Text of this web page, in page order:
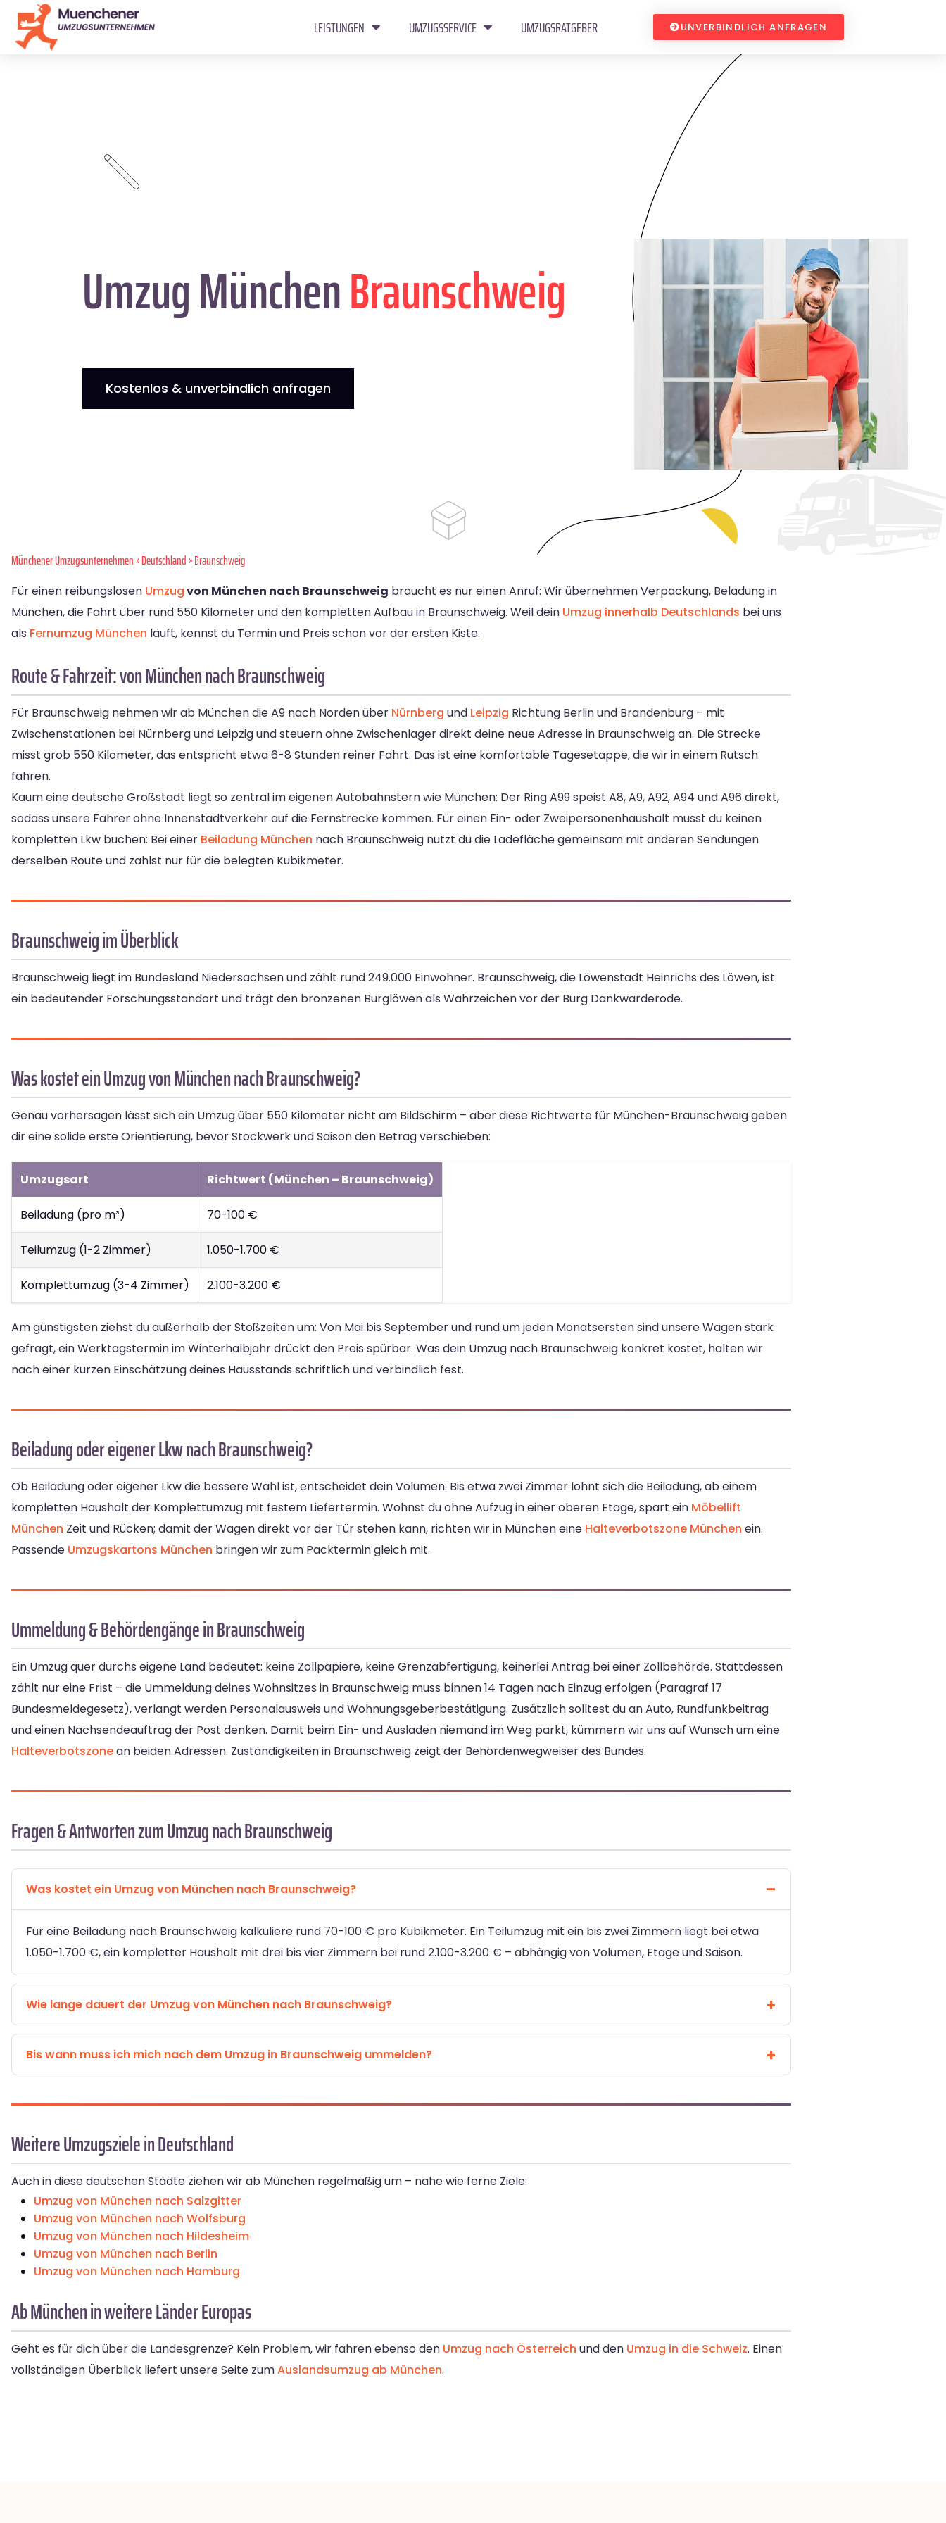
LEISTUNGEN UMZUGSSERVICE UMZUGSRATGEBER UNVERBINDLICH ANFRAGEN
Umzug MünchenBraunschweig
Kostenlos & unverbindlich anfragen
Münchener Umzugsunternehmen»Deutschland» Braunschweig
Für einen reibungslosen Umzugvon München nach Braunschweig braucht es nur einen Anruf: Wir übernehmen Verpackung, Beladung in
München, die Fahrt über rund 550 Kilometer und den kompletten Aufbau in Braunschweig. Weil dein Umzug innerhalb Deutschlands bei uns
als Fernumzug München läuft, kennst du Termin und Preis schon vor der ersten Kiste.
Route & Fahrzeit: von München nach Braunschweig
Für Braunschweig nehmen wir ab München die A9 nach Norden über Nürnberg und Leipzig Richtung Berlin und Brandenburg – mit
Zwischenstationen bei Nürnberg und Leipzig und steuern ohne Zwischenlager direkt deine neue Adresse in Braunschweig an. Die Strecke
misst grob 550 Kilometer, das entspricht etwa 6-8 Stunden reiner Fahrt. Das ist eine komfortable Tagesetappe, die wir in einem Rutsch
fahren.
Kaum eine deutsche Großstadt liegt so zentral im eigenen Autobahnstern wie München: Der Ring A99 speist A8, A9, A92, A94 und A96 direkt,
sodass unsere Fahrer ohne Innenstadtverkehr auf die Fernstrecke kommen. Für einen Ein- oder Zweipersonenhaushalt musst du keinen
kompletten Lkw buchen: Bei einer Beiladung München nach Braunschweig nutzt du die Ladefläche gemeinsam mit anderen Sendungen
derselben Route und zahlst nur für die belegten Kubikmeter.
Braunschweig im Überblick
Braunschweig liegt im Bundesland Niedersachsen und zählt rund 249.000 Einwohner. Braunschweig, die Löwenstadt Heinrichs des Löwen, ist
ein bedeutender Forschungsstandort und trägt den bronzenen Burglöwen als Wahrzeichen vor der Burg Dankwarderode.
Was kostet ein Umzug von München nach Braunschweig?
Genau vorhersagen lässt sich ein Umzug über 550 Kilometer nicht am Bildschirm – aber diese Richtwerte für München-Braunschweig geben
dir eine solide erste Orientierung, bevor Stockwerk und Saison den Betrag verschieben:
Umzugsart Richtwert (München – Braunschweig)
Beiladung (pro m³) 70-100 €
Teilumzug (1-2 Zimmer) 1.050-1.700 €
Komplettumzug (3-4 Zimmer) 2.100-3.200 €
Am günstigsten ziehst du außerhalb der Stoßzeiten um: Von Mai bis September und rund um jeden Monatsersten sind unsere Wagen stark
gefragt, ein Werktagstermin im Winterhalbjahr drückt den Preis spürbar. Was dein Umzug nach Braunschweig konkret kostet, halten wir
nach einer kurzen Einschätzung deines Hausstands schriftlich und verbindlich fest.
Beiladung oder eigener Lkw nach Braunschweig?
Ob Beiladung oder eigener Lkw die bessere Wahl ist, entscheidet dein Volumen: Bis etwa zwei Zimmer lohnt sich die Beiladung, ab einem
kompletten Haushalt der Komplettumzug mit festem Liefertermin. Wohnst du ohne Aufzug in einer oberen Etage, spart ein Möbellift
München Zeit und Rücken; damit der Wagen direkt vor der Tür stehen kann, richten wir in München eine Halteverbotszone München ein.
Passende Umzugskartons München bringen wir zum Packtermin gleich mit.
Ummeldung & Behördengänge in Braunschweig
Ein Umzug quer durchs eigene Land bedeutet: keine Zollpapiere, keine Grenzabfertigung, keinerlei Antrag bei einer Zollbehörde. Stattdessen
zählt nur eine Frist – die Ummeldung deines Wohnsitzes in Braunschweig muss binnen 14 Tagen nach Einzug erfolgen (Paragraf 17
Bundesmeldegesetz), verlangt werden Personalausweis und Wohnungsgeberbestätigung. Zusätzlich solltest du an Auto, Rundfunkbeitrag
und einen Nachsendeauftrag der Post denken. Damit beim Ein- und Ausladen niemand im Weg parkt, kümmern wir uns auf Wunsch um eine
Halteverbotszonean beiden Adressen. Zuständigkeiten in Braunschweig zeigt der Behördenwegweiser des Bundes.
Fragen & Antworten zum Umzug nach Braunschweig
Was kostet ein Umzug von München nach Braunschweig?
Für eine Beiladung nach Braunschweig kalkuliere rund 70-100 € pro Kubikmeter. Ein Teilumzug mit ein bis zwei Zimmern liegt bei etwa
1.050-1.700 €, ein kompletter Haushalt mit drei bis vier Zimmern bei rund 2.100-3.200 € – abhängig von Volumen, Etage und Saison.
Wie lange dauert der Umzug von München nach Braunschweig?
Bis wann muss ich mich nach dem Umzug in Braunschweig ummelden?
Weitere Umzugsziele in Deutschland
Auch in diese deutschen Städte ziehen wir ab München regelmäßig um – nahe wie ferne Ziele:
Umzug von München nach Salzgitter
Umzug von München nach Wolfsburg
Umzug von München nach Hildesheim
Umzug von München nach Berlin
Umzug von München nach Hamburg
Ab München in weitere Länder Europas
Geht es für dich über die Landesgrenze? Kein Problem, wir fahren ebenso den Umzug nach Österreich und den Umzug in die Schweiz. Einen
vollständigen Überblick liefert unsere Seite zumAuslandsumzug ab München.